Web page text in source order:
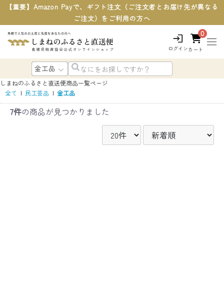
【重要】Amazon Payで、ギフト注文（ご注文者とお届け先が異なる
ご注文）をご利用の方へ
ログイン
0
カート
しまねのふるさと直送便商品一覧ページ
全て | 民工芸品 | 金工品
7件の商品が見つかりました